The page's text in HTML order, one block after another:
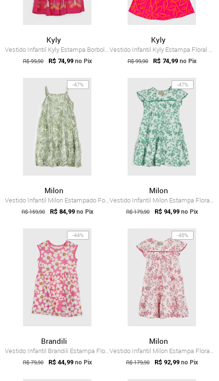
Kyly
Vestido Infantil Kyly Estampa Borboletas Rosa
R$ 99,90 R$ 74,99 no Pix
Kyly
Vestido Infantil Kyly Estampa Floral Rosa
R$ 99,90 R$ 74,99 no Pix
-47%
Milon
Vestido Infantil Milon Estampado Folhas Verde
R$ 159,90 R$ 84,99 no Pix
-47%
Milon
Vestido Infantil Milon Estampa Floral Verde
R$ 179,90 R$ 94,99 no Pix
-44%
Brandili
Vestido Infantil Brandili Estampa Floral Rosa
R$ 79,90 R$ 44,99 no Pix
-48%
Milon
Vestido Infantil Milon Estampa Floral Rosa Claro
R$ 179,90 R$ 92,99 no Pix